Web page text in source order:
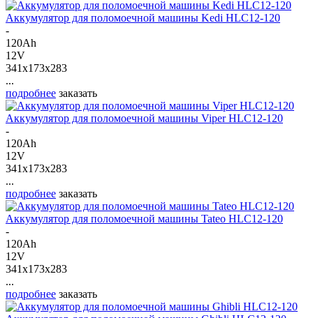
Аккумулятор для поломоечной машины Kedi HLC12-120
-
120Ah
12V
341x173x283
...
подробнее заказать
Аккумулятор для поломоечной машины Viper HLC12-120
-
120Ah
12V
341x173x283
...
подробнее заказать
Аккумулятор для поломоечной машины Tateo HLC12-120
-
120Ah
12V
341x173x283
...
подробнее заказать